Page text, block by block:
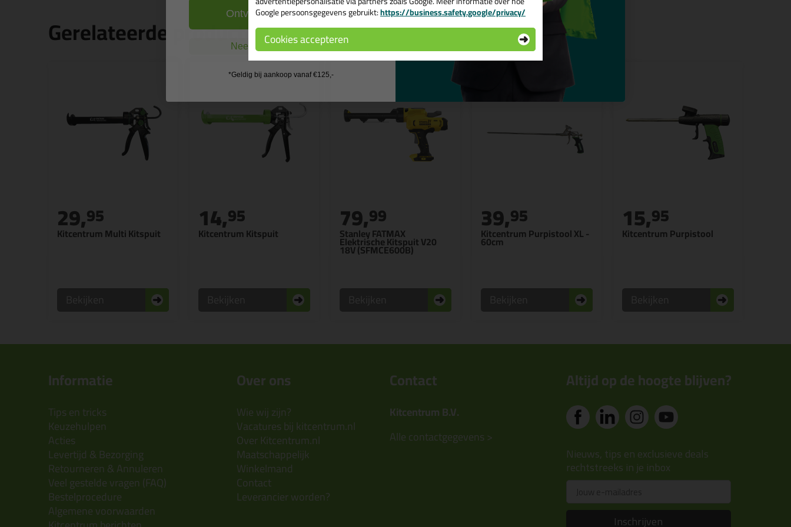
Gerelateerde producten
Kitcentrum Multi Kitspuit
29,95
Kitcentrum Kitspuit
14,95
Stanley FATMAX
Elektrische Kitspuit V20
18V (SFMCE600B)
79,99
Kitcentrum Purpistool XL -
60cm
39,95
Kitcentrum Purpistool
15,95
Informatie
Tips en tricks
Keuzehulpen
Acties
Levertijd & Bezorging
Retourneren & Annuleren
Veel gestelde vragen (FAQ)
Bestelprocedure
Algemene voorwaarden
Over ons
Wie wij zijn?
Vacatures bij kitcentrum.nl
Over Kitcentrum.nl
Maatschappelijk
Winkelmand
Contact
Leverancier worden?
Contact
Kitcentrum B.V.
Alle contactgegevens >
Altijd op de hoogte blijven?
Nieuws, tips en exclusieve deals
rechtstreeks in je inbox
Inschrijven
Google persoonsgegevens gebruikt:https://business.safety.google/privacy/
Cookies accepteren
Ontvang de actiecode ›
Nee, ik wil geen cadeau
*Geldig bij aankoop vanaf €125,-